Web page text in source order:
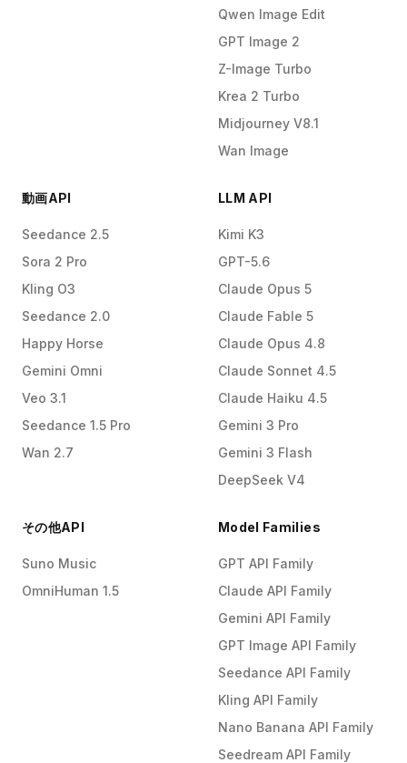
Qwen Image Edit
GPT Image 2
Z-Image Turbo
Krea 2 Turbo
Midjourney V8.1
Wan Image
動画API
Seedance 2.5
Sora 2 Pro
Kling O3
Seedance 2.0
Happy Horse
Gemini Omni
Veo 3.1
Seedance 1.5 Pro
Wan 2.7
LLM API
Kimi K3
GPT-5.6
Claude Opus 5
Claude Fable 5
Claude Opus 4.8
Claude Sonnet 4.5
Claude Haiku 4.5
Gemini 3 Pro
Gemini 3 Flash
DeepSeek V4
その他API
Suno Music
OmniHuman 1.5
Model Families
GPT API Family
Claude API Family
Gemini API Family
GPT Image API Family
Seedance API Family
Kling API Family
Nano Banana API Family
Seedream API Family